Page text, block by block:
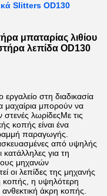
Slitters OD130
μπαταρίας λιθίου
λεπίδα OD130
εργαλείο στη διαδικασία
μαχαίρια μπορούν να
λωρίδεςΜε τις
κοπής είναι ένα
παραγωγής.
από υψηλής
κατάλληλες για τη
μηχανών
οι λεπίδες της μηχανής
κοπής, η υψηλότερη
άκρη κοπής.